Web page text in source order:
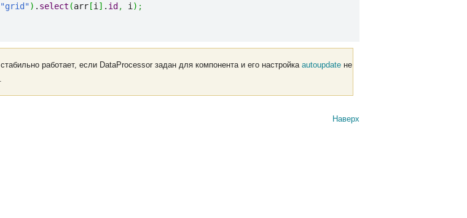
"grid") . select (arr [i ] . id , i ) ;
стабильно работает, если DataProcessor задан для компонента и его настройка autoupdate не
Наверх